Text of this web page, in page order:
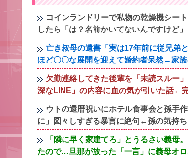
コインランドリーで私物の乾燥機シー
したら「は？名前かいてないんですけど
亡き叔母の遺書「実は17年前に従兄弟
ほど〇〇な展開を迎えて婚約者呆然←家
欠勤連絡してきた後輩を「未読スルー
深なLINE」の内容に血の気が引いた話←
ウトの還暦祝いにホテル食事会と孫手
に」図々しすぎる暴言に絶句←孫の気持
「隣に早く家建てろ」とうるさい義母
たので…旦那が放った「一言」に義母オ